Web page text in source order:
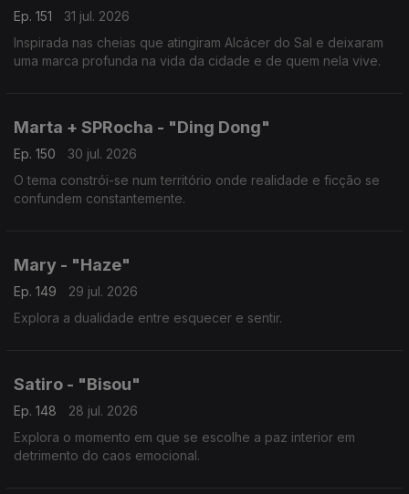
Ep. 151
31 jul. 2026
Inspirada nas cheias que atingiram Alcácer do Sal e deixaram
uma marca profunda na vida da cidade e de quem nela vive.
Marta + SPRocha - "Ding Dong"
Ep. 150
30 jul. 2026
O tema constrói-se num território onde realidade e ficção se
confundem constantemente.
Mary - "Haze"
Ep. 149
29 jul. 2026
Explora a dualidade entre esquecer e sentir.
Satiro - "Bisou"
Ep. 148
28 jul. 2026
Explora o momento em que se escolhe a paz interior em
detrimento do caos emocional.